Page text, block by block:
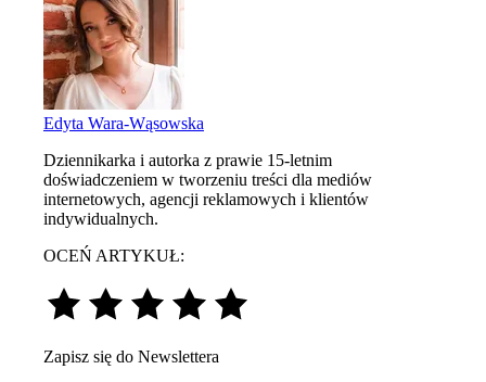
Edyta Wara-Wąsowska
Dziennikarka i autorka z prawie 15-letnim
doświadczeniem w tworzeniu treści dla mediów
internetowych, agencji reklamowych i klientów
indywidualnych.
OCEŃ ARTYKUŁ:
Zapisz się do Newslettera